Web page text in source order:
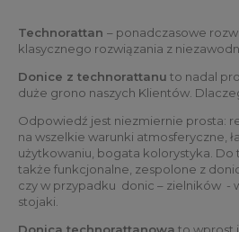
Technorattan – ponadczasowe
klasycznego rozwiązania z
Donice z technorattanu to nadal
duże grono naszych Klientów.
Odpowiedź jest niezmiernie prosta:
na wszelkie warunki atmosferyczne,
użytkowaniu, bogata kolorystyka.
także funkcjonalne, zespolone z
czy w przypadku donic – zielników -
stojaki.